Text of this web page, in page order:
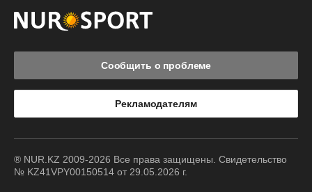
Сообщить о проблеме
Рекламодателям
® NUR.KZ 2009-2026 Все права защищены. Свидетельство
№ KZ41VPY00150514 от 29.05.2026 г.